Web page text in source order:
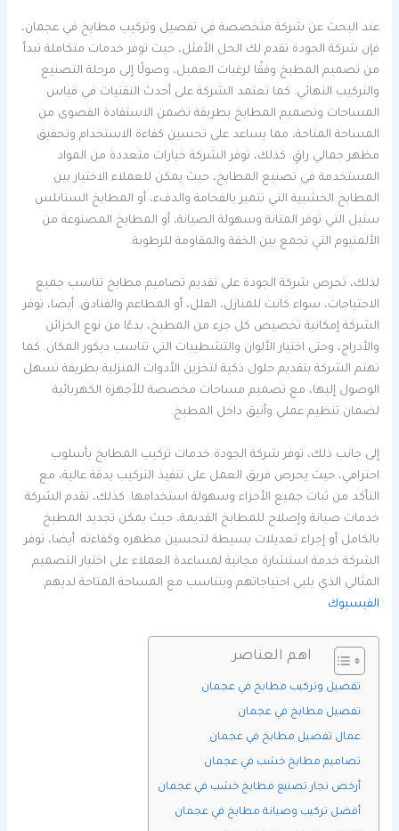
عند البحث عن شركة متخصصة في تفصيل وتركيب مطابخ في عجمان،
فإن شركة الجودة تقدم لك الحل الأمثل، حيث توفر خدمات متكاملة تبدأ
من تصميم المطبخ وفقًا لرغبات العميل، وصولًا إلى مرحلة التصنيع
والتركيب النهائي. كما تعتمد الشركة على أحدث التقنيات في قياس
المساحات وتصميم المطابخ بطريقة تضمن الاستفادة القصوى من
المساحة المتاحة، مما يساعد على تحسين كفاءة الاستخدام وتحقيق
مظهر جمالي راقٍ. كذلك، توفر الشركة خيارات متعددة من المواد
المستخدمة في تصنيع المطابخ، حيث يمكن للعملاء الاختيار بين
المطابخ الخشبية التي تتميز بالفخامة والدفء، أو المطابخ الستانلس
ستيل التي توفر المتانة وسهولة الصيانة، أو المطابخ المصنوعة من
الألمنيوم التي تجمع بين الخفة والمقاومة للرطوبة.
لذلك، تحرص شركة الجودة على تقديم تصاميم مطابخ تناسب جميع
الاحتياجات، سواء كانت للمنازل، الفلل، أو المطاعم والفنادق. أيضا، توفر
الشركة إمكانية تخصيص كل جزء من المطبخ، بدءًا من نوع الخزائن
والأدراج، وحتى اختيار الألوان والتشطيبات التي تناسب ديكور المكان. كما
تهتم الشركة بتقديم حلول ذكية لتخزين الأدوات المنزلية بطريقة تسهل
الوصول إليها، مع تصميم مساحات مخصصة للأجهزة الكهربائية
لضمان تنظيم عملي وأنيق داخل المطبخ.
إلى جانب ذلك، توفر شركة الجودة خدمات تركيب المطابخ بأسلوب
احترافي، حيث يحرص فريق العمل على تنفيذ التركيب بدقة عالية، مع
التأكد من ثبات جميع الأجزاء وسهولة استخدامها. كذلك، تقدم الشركة
خدمات صيانة وإصلاح للمطابخ القديمة، حيث يمكن تجديد المطبخ
بالكامل أو إجراء تعديلات بسيطة لتحسين مظهره وكفاءته. أيضا، توفر
الشركة خدمة استشارة مجانية لمساعدة العملاء على اختيار التصميم
المثالي الذي يلبي احتياجاتهم ويتناسب مع المساحة المتاحة لديهم.
الفيسبوك
اهم العناصر
تفصيل وتركيب مطابخ في عجمان
تفصيل مطابخ في عجمان
عمال تفصيل مطابخ في عجمان
تصاميم مطابخ خشب في عجمان
أرخص نجار تصنيع مطابخ خشب في عجمان
أفضل تركيب وصيانة مطابخ في عجمان